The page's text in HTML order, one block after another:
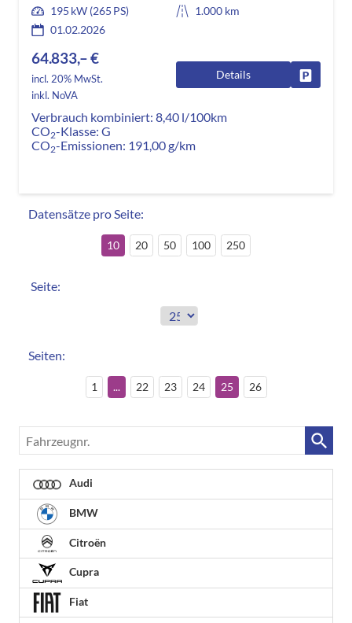
195 kW (265 PS)
1.000 km
01.02.2026
64.833,– €
incl. 20% MwSt.
inkl. NoVA
Details
Verbrauch kombiniert: 8,40 l/100km
CO2-Klasse: G
CO2-Emissionen: 191,00 g/km
Datensätze pro Seite:
10 20 50 100 250
Seite:
Seiten:
1 ... 22 23 24 25 26
Fahrzeugnr.
Audi
BMW
Citroën
Cupra
Fiat